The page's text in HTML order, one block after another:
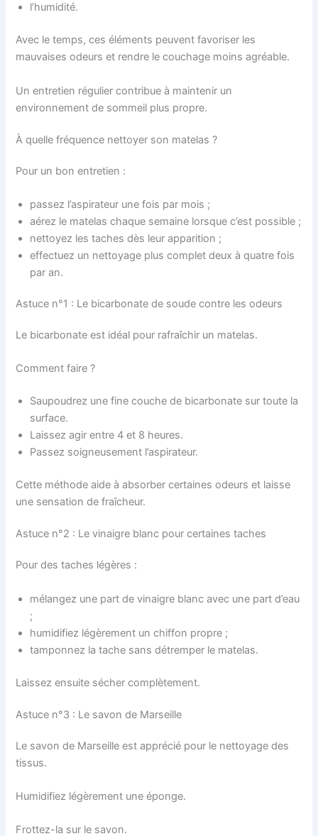
l’humidité.
Avec le temps, ces éléments peuvent favoriser les
mauvaises odeurs et rendre le couchage moins agréable.
Un entretien régulier contribue à maintenir un
environnement de sommeil plus propre.
À quelle fréquence nettoyer son matelas ?
Pour un bon entretien :
passez l’aspirateur une fois par mois ;
aérez le matelas chaque semaine lorsque c’est possible ;
nettoyez les taches dès leur apparition ;
effectuez un nettoyage plus complet deux à quatre fois
par an.
Astuce n°1 : Le bicarbonate de soude contre les odeurs
Le bicarbonate est idéal pour rafraîchir un matelas.
Comment faire ?
Saupoudrez une fine couche de bicarbonate sur toute la
surface.
Laissez agir entre 4 et 8 heures.
Passez soigneusement l’aspirateur.
Cette méthode aide à absorber certaines odeurs et laisse
une sensation de fraîcheur.
Astuce n°2 : Le vinaigre blanc pour certaines taches
Pour des taches légères :
mélangez une part de vinaigre blanc avec une part d’eau
;
humidifiez légèrement un chiffon propre ;
tamponnez la tache sans détremper le matelas.
Laissez ensuite sécher complètement.
Astuce n°3 : Le savon de Marseille
Le savon de Marseille est apprécié pour le nettoyage des
tissus.
Humidifiez légèrement une éponge.
Frottez-la sur le savon.